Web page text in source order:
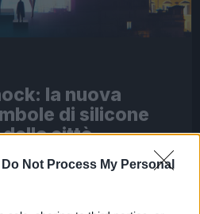
Do Not Process My Personal
la nuova
di silicone
città
Digitale
più. In un angolo affollato